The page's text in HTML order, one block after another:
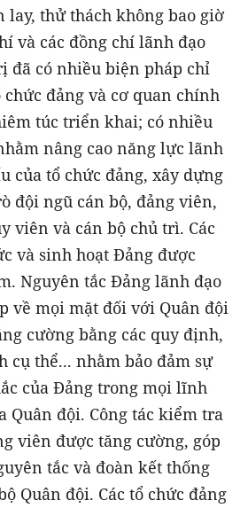
lay, thử thách không bao giờ
và các đồng chí lãnh đạo
đã có nhiều biện pháp chỉ
chức đảng và cơ quan chính
túc triển khai; có nhiều
nâng cao năng lực lãnh
của tổ chức đảng, xây dựng
đội ngũ cán bộ, đảng viên,
viên và cán bộ chủ trì. Các
và sinh hoạt Đảng được
Nguyên tắc Đảng lãnh đạo
về mọi mặt đối với Quân đội
cường bằng các quy định,
cụ thể... nhằm bảo đảm sự
của Đảng trong mọi lĩnh
Quân đội. Công tác kiểm tra
viên được tăng cường, góp
tắc và đoàn kết thống
Quân đội. Các tổ chức đảng